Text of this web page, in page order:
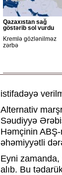
Qazaxıstan sağ
göstərib sol vurdu
Kremlə gözlənilməz
zərbə
istifadəyə
Alternativ
Səudiyyə
Həmçinin ABŞ-
əhəmiyyətli
Eyni
alıb. Bu